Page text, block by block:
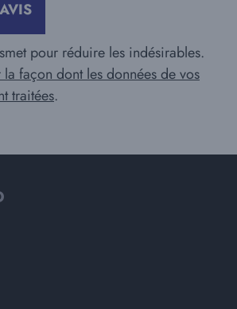
pour réduire les indésirables.
façon dont les données de vos
traitées.